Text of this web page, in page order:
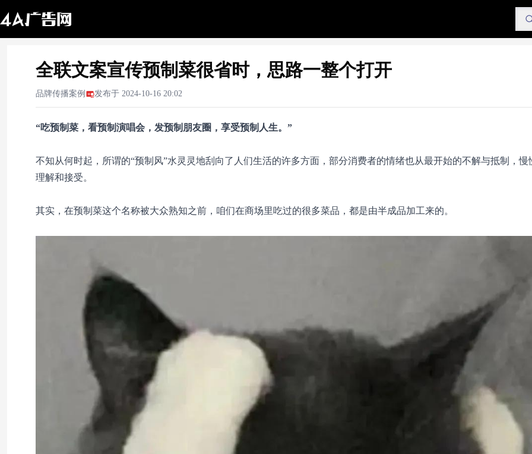
全联文案宣传预制菜很省时，思路一整个打开
品牌传播案例 发布于 2024-10-16 20:02
“吃预制菜，看预制演唱会，发预制朋友圈，享受预制人生。”
不知从何时起，所谓的“预制风”水灵灵地刮向了人们生活的许多方面，部分消费者的情绪也从最开始的不解与抵制，慢
理解和接受。
其实，在预制菜这个名称被大众熟知之前，咱们在商场里吃过的很多菜品，都是由半成品加工来的。